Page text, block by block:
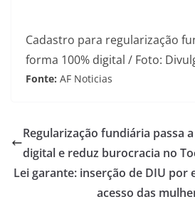
Cadastro para regularização
forma 100% digital / Foto:
Fonte: AF Noticias
Regularização fundiária passa
digital e reduz burocracia no
Lei garante: inserção de DIU por
acesso das